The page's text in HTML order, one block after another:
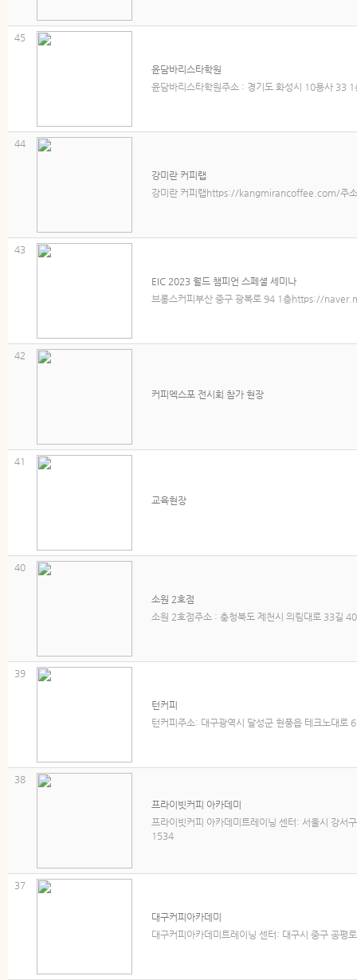
45
윤담바리스타학원
윤담바리스타학원주소 : 경기도 화성시 10용사 33
44
강미란 커피랩
강미란 커피랩https://kangmirancoffee.com/주
43
EIC 2023 월드 챔피언 스페셜 세미나
브롱스커피부산 중구 광복로 94 1층https://
42
커피엑스포 전시회 참가 현장
41
교육현장
40
소원 2호점
소원 2호점주소 : 충청북도 제천시 의림대로 33길
39
턴커피
턴커피주소: 대구광역시 달성군 현풍읍 테크노대
38
프라이빗커피 아카데미
프라이빗커피 아카데미트레이닝 센터: 서울시 강
1534
37
대구커피아카데미
대구커피아카데미트레이닝 센터: 대구시 중구